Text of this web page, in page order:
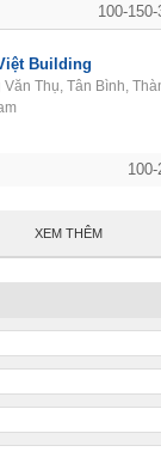
100-
Building
Văn Thụ, Tân Bình,
XEM THÊM